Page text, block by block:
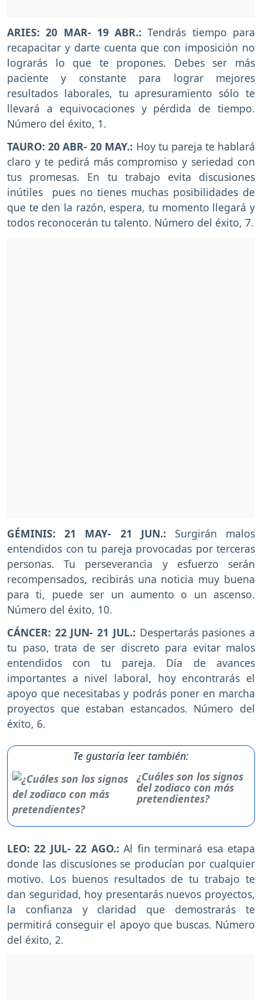
ARIES: 20 MAR- 19 ABR.: Tendrás tiempo para
recapacitar y darte cuenta que con imposición no
lograrás lo que te propones. Debes ser más
paciente y constante para lograr mejores
resultados laborales, tu apresuramiento sólo te
llevará a equivocaciones y pérdida de tiempo.
Número del éxito, 1.
TAURO: 20 ABR- 20 MAY.: Hoy tu pareja te hablará
claro y te pedirá más compromiso y seriedad con
tus promesas. En tu trabajo evita discusiones
inútiles pues no tienes muchas posibilidades de
que te den la razón, espera, tu momento llegará y
todos reconocerán tu talento. Número del éxito, 7.
GÉMINIS: 21 MAY- 21 JUN.: Surgirán malos
entendidos con tu pareja provocadas por terceras
personas. Tu perseverancia y esfuerzo serán
recompensados, recibirás una noticia muy buena
para ti, puede ser un aumento o un ascenso.
Número del éxito, 10.
CÁNCER: 22 JUN- 21 JUL.: Despertarás pasiones a
tu paso, trata de ser discreto para evitar malos
entendidos con tu pareja. Día de avances
importantes a nivel laboral, hoy encontrarás el
apoyo que necesitabas y podrás poner en marcha
proyectos que estaban estancados. Número del
éxito, 6.
Te gustaría leer también:
¿Cuáles son los signos
del zodiaco con más
pretendientes?
LEO: 22 JUL- 22 AGO.:Al fin terminará esa etapa
donde las discusiones se producían por cualquier
motivo. Los buenos resultados de tu trabajo te
dan seguridad, hoy presentarás nuevos proyectos,
la confianza y claridad que demostrarás te
permitirá conseguir el apoyo que buscas. Número
del éxito, 2.